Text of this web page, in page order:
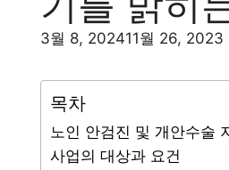
3월 8, 202411월 26, 2023
목차
노인 안검진 및 개안수술
사업의 대상과 요건